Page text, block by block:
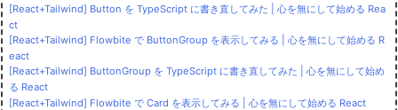
[React+Tailwind] Button を TypeScript に書き直してみた | 心を無にして始める Rea
ct
[React+Tailwind] Flowbite で ButtonGroup を表示してみる | 心を無にして始める R
eact
[React+Tailwind] ButtonGroup を TypeScript に書き直してみた | 心を無にして始め
る React
[React+Tailwind] Flowbite で Card を表示してみる | 心を無にして始める React